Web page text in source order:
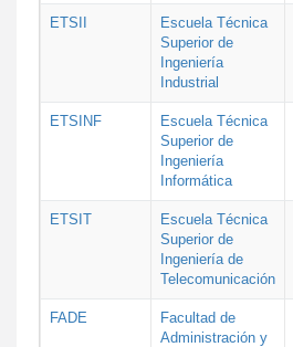
ETSII
Escuela Técnica
Superior de
Ingeniería
Industrial
ETSINF
Escuela Técnica
Superior de
Ingeniería
Informática
ETSIT
Escuela Técnica
Superior de
Ingeniería de
Telecomunicación
FADE
Facultad de
Administración y